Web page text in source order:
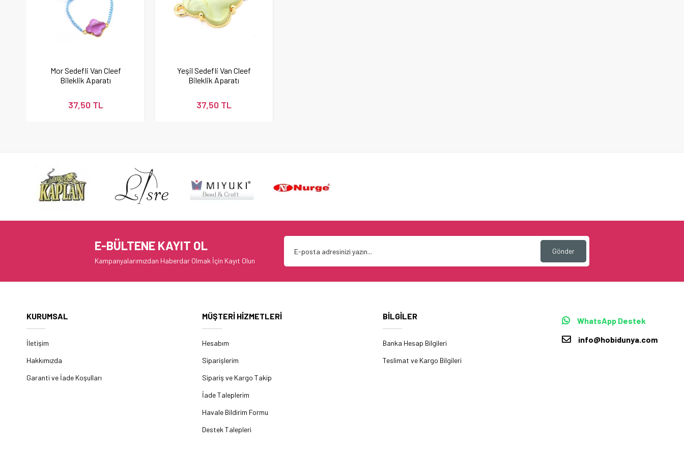
Mor Sedefli Van Cleef
Bileklik Aparatı
37,50 TL
Yeşil Sedefli Van Cleef
Bileklik Aparatı
37,50 TL
E-BÜLTENE KAYIT OL
Kampanyalarımızdan Haberdar Olmak İçin Kayıt Olun
Gönder
KURUMSAL
İletişim
Hakkımızda
Garanti ve İade Koşulları
MÜŞTERİ HİZMETLERİ
Hesabım
Siparişlerim
Sipariş ve Kargo Takip
İade Taleplerim
Havale Bildirim Formu
Destek Talepleri
BİLGİLER
Banka Hesap Bilgileri
Teslimat ve Kargo Bilgileri
WhatsApp Destek
info@hobidunya.com